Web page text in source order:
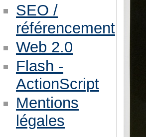
SEO /
référencement
Web 2.0
Flash -
ActionScript
Mentions
légales